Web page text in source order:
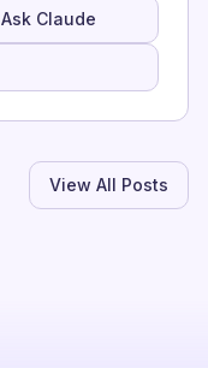
Ask Claude
View All Posts